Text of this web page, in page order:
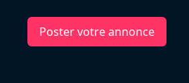
Poster votre annonce